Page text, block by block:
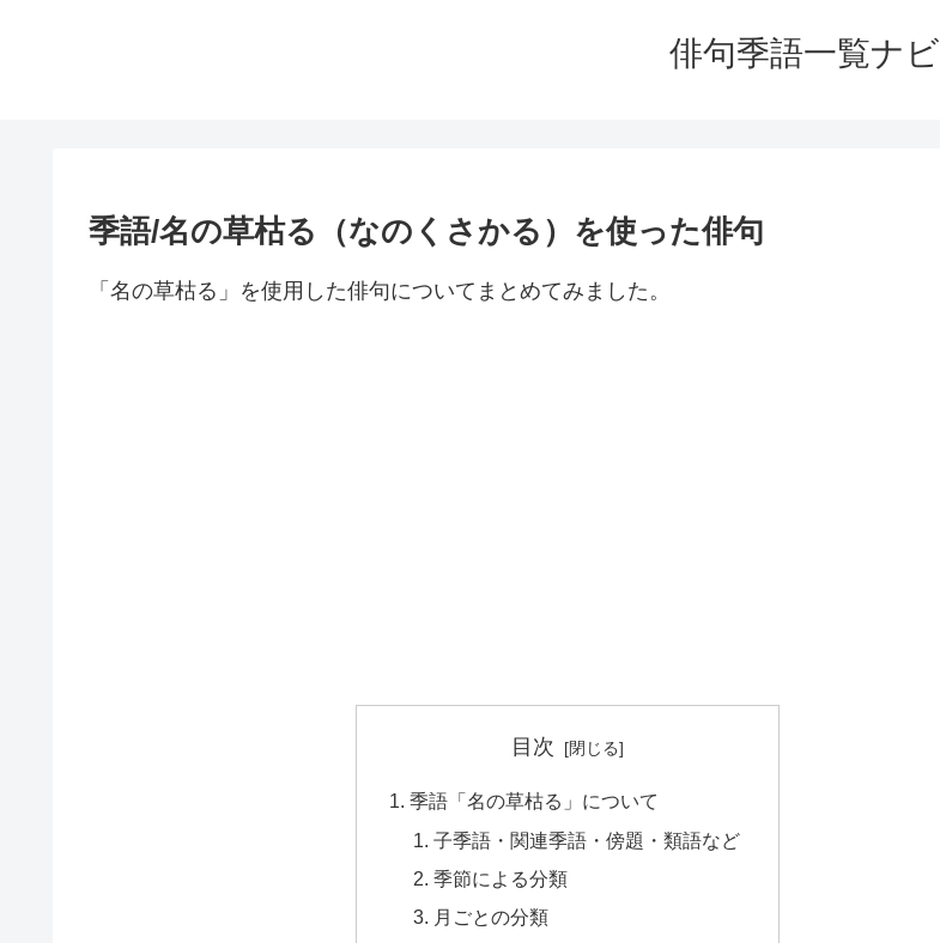
俳句季語一覧ナビ
季語/名の草枯る（なのくさかる）を使った俳句
「名の草枯る」を使用した俳句についてまとめてみました。
目次
季語「名の草枯る」について
子季語・関連季語・傍題・類語など
季節による分類
月ごとの分類